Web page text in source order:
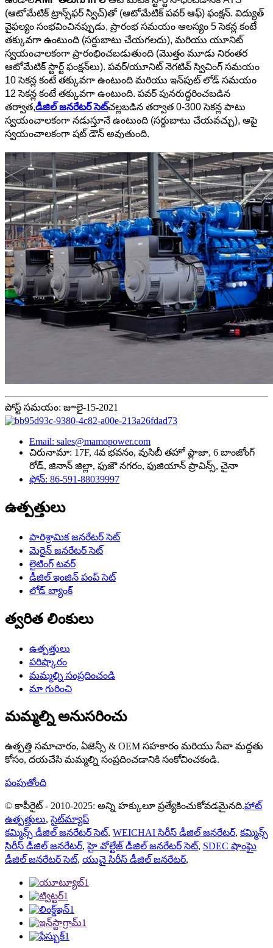
(ఆటోమేటిక్ ట్రాన్స్‌ఫర్ స్విచ్)తో (ఆటోమేటిక్ పవర్ ఆఫ్) ఫంక్షన్. విద్యుత్
వైఫల్యం సంభవించినప్పుడు, ప్రారంభ సమయం ఆలస్యం 5 సెకన్ల కంటే
తక్కువగా ఉంటుంది (సర్దుబాటు చేయగలదు), మరియు యూనిట్
స్వయంచాలకంగా ప్రారంభించబడుతుంది (మొత్తం మూడు నిరంతర
ఆటోమేటిక్ స్టార్ట్ ఫంక్షన్‌లు). పవర్/యూనిట్ నెగటివ్ స్విచింగ్ సమయం
10 సెకన్ల కంటే తక్కువగా ఉంటుంది మరియు ఇన్‌పుట్ లోడ్ సమయం
12 సెకన్ల కంటే తక్కువగా ఉంటుంది. పవర్ పునరుద్ధరించబడిన
తర్వాత,డీజిల్ జనరేటర్ సెట్చల్లబడిన తర్వాత 0-300 సెకన్ల పాటు
స్వయంచాలకంగా నడుస్తూనే ఉంటుంది (సర్దుబాటు చేయవచ్చు), ఆపై
స్వయంచాలకంగా షట్ డౌన్ అవుతుంది.
పోస్ట్ సమయం: జూలై-15-2021
Email: sales@mamopower.com
చిరునామా: 17F, 4వ భవనం, వుసిబీ తహో ప్లాజా, 6 బాంజోంగ్
రోడ్, జినాన్ జిల్లా, ఫుజౌ నగరం, ఫుజియాన్ ప్రావిన్స్, చైనా
ఫోన్: 86-591-88039997
ఉత్పత్తులు
పారిశ్రామిక జనరేటర్ సెట్
మెరైన్ జనరేటర్ సెట్
లైటింగ్ టవర్
డీజిల్ ఇంజిన్ పంప్ సెట్
లోడ్ బ్యాంక్
త్వరిత లింకులు
ఉత్పత్తులు
పరిష్కారం
మమ్మల్ని సంప్రదించండి
మా గురించి
మమ్మల్ని అనుసరించు
ఉత్పత్తి సమాచారం, ఏజెన్సీ & OEM సహకారం మరియు సేవా మద్దతు
కోసం, దయచేసి మమ్మల్ని సంప్రదించడానికి సంకోచించకండి.
పంపుతోంది
© కాపీరైట్ - 2010-2025: అన్ని హక్కులూ ప్రత్యేకించుకోవడమైనది.హాట్
ఉత్పత్తులు,సైట్‌మ్యాప్
కమ్మిన్స్ డీజిల్ జనరేటర్ సెట్, WEICHAI సిరీస్ డీజిల్ జనరేటర్, కమ్మిన్స్
సిరీస్ డీజిల్ జనరేటర్,హై వోల్టేజ్ డీజిల్ జనరేటర్ సెట్, SDEC షాంఘై
డీజిల్ జనరేటర్ సెట్, యుచై సిరీస్ డీజిల్ జనరేటర్,